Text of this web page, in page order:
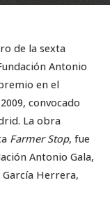
de la sexta
Antonio
en el
convocado
La obra
Farmer Stop, fue
Antonio Gala,
Herrera,